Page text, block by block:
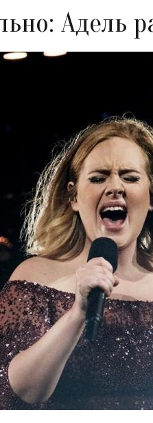
Адель